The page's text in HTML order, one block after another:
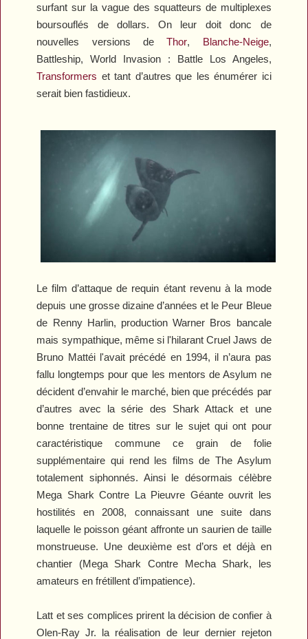
surfant sur la vague des squatteurs de multiplexes
boursouflés de dollars. On leur doit donc de
nouvelles versions deThor, Blanche-Neige,
Battleship,World Invasion : Battle Los Angeles,
Transformers et tant d’autres que les énumérer ici
serait bien fastidieux.
Le film d’attaque de requin étant revenu à la mode
depuis une grosse dizaine d’années et le Peur Bleue
de Renny Harlin, production Warner Bros bancale
mais sympathique, même si l'hilarantCruel Jaws de
Bruno Mattéi l'avait précédé en 1994, il n’aura pas
fallu longtemps pour que les mentors de Asylum ne
décident d’envahir le marché, bien que précédés par
d’autres avec la série des Shark Attack et une
bonne trentaine de titres sur le sujet qui ont pour
caractéristique commune ce grain de folie
supplémentaire qui rend les films de The Asylum
totalement siphonnés. Ainsi le désormais célèbre
Mega Shark Contre La Pieuvre Géanteouvrit les
hostilités en 2008, connaissant une suite dans
laquelle le poisson géant affronte un saurien de taille
monstrueuse. Une deuxième est d’ors et déjà en
chantier (Mega Shark Contre Mecha Shark, les
amateurs en frétillent d’impatience).
Latt et ses complices prirent la décision de confier à
Olen-Ray Jr. la réalisation de leur dernier rejeton